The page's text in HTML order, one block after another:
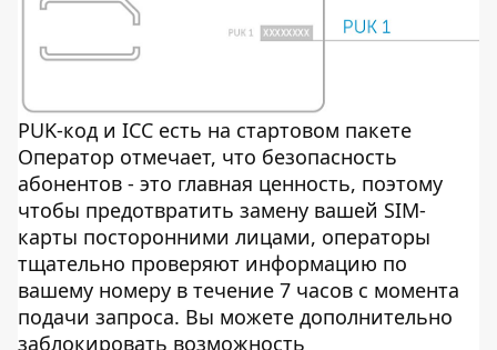
PUK-код и ICC есть на стартовом пакете
Оператор отмечает, что безопасность
абонентов - это главная ценность, поэтому
чтобы предотвратить замену вашей SIM-
карты посторонними лицами, операторы
тщательно проверяют информацию по
вашему номеру в течение 7 часов с момента
подачи запроса. Вы можете дополнительно
заблокировать возможность